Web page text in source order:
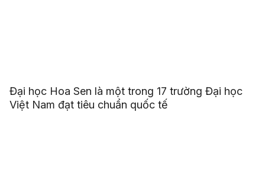
Đại học Hoa Sen là một trong 17 trường Đại học
Việt Nam đạt tiêu chuẩn quốc tế